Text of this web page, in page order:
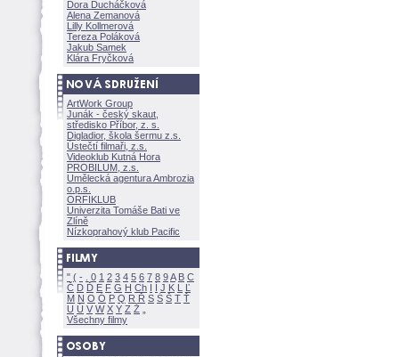
Dora Ducháčkov
Alena Zemanov
Lilly Kollmerov
Tereza Polákov
Jakub Samek
Klára Fryčkov
ArtWork Group
Junák - český skaut,
středisko Příbor, z. s.
Digladior, škola šermu z.s.
Ústečtí filmaři, z.s.
Videoklub Kutná Hora
PROBILUM, z.s.
Umělecká agentura Ambrozia
o.p.s.
ORFIKLUB
Univerzita Tomáše Bati ve
Zlíně
Nízkoprahový klub Pacific
" ( - 0 1 2 3 4 5 6 7 8 9A B C
Č D Ď E F G H Ch I Í J K L
Ľ
M N O Ó P Q R Ř S Ś T Ť
U Ú V W X Y Z
Všechny filmy